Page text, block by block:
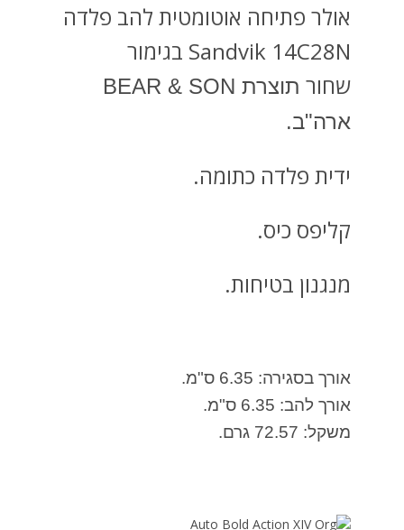
אולר פתיחה אוטומטית להב פלדה
Sandvik 14C28N בגימור
שחור
תוצרת BEAR & SON
ארה"ב.
ידית פלדה כתומה.
קליפס כיס.
מנגנון בטיחות.
אורך בסגירה: 6.35 ס"מ.
אורך להב: 6.35 ס"מ.
משקל: 72.57 גרם.